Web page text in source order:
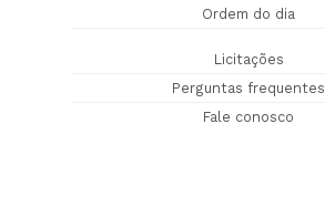
Ordem do dia
Licitações
Perguntas frequentes
Fale conosco